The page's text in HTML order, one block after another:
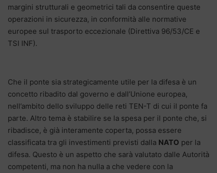
margini strutturali e geometrici tali da consentire queste
operazioni in sicurezza, in conformità alle normative
europee sul trasporto eccezionale (Direttiva 96/53/CE e
TSI INF).
Che il ponte sia strategicamente utile per la difesa è un
concetto ribadito dal governo e dall’Unione europea,
nell’ambito dello sviluppo delle reti TEN-T di cui il ponte fa
parte. Altro tema è stabilire se la spesa per il ponte che, si
ribadisce, è già interamente coperta, possa essere
classificata tra gli investimenti previsti dalla NATO per la
difesa. Questo è un aspetto che sarà valutato dalle Autorità
competenti, ma non ha nulla a che vedere con la